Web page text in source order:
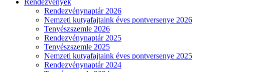
Rendezvények
Rendezvénynaptár 2026
Nemzeti kutyafajtaink éves pontversenye 2026
Tenyészszemle 2026
Rendezvénynaptár 2025
Tenyészszemle 2025
Nemzeti kutyafajtaink éves pontversenye 2025
Rendezvénynaptár 2024